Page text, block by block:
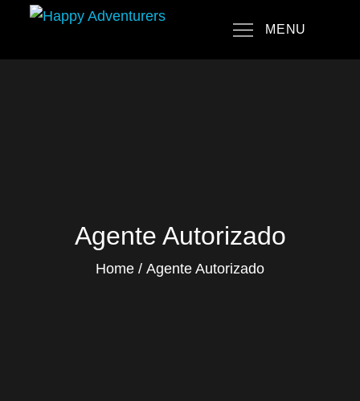
content
MENU
Agente Autorizado
Home Agente Autorizado